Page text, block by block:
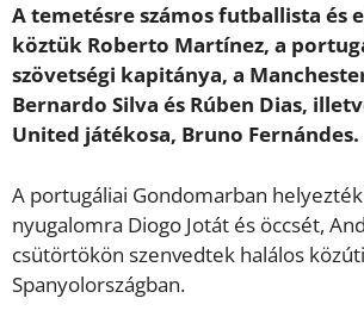
A temetésre számos futballista és
köztük Roberto Martínez, a
szövetségi kapitánya, a
Bernardo Silva és Rúben Dias,
United játékosa, Bruno Fernándes.
A portugáliai Gondomarban
nyugalomra Diogo Jotát és öccsét,
csütörtökön szenvedtek halálos
Spanyolországban.